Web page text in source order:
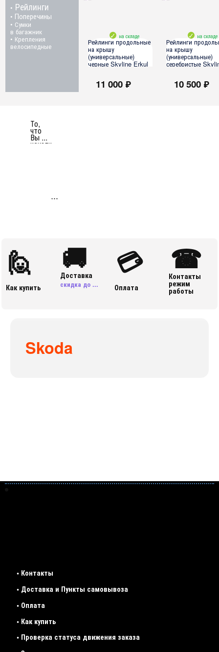
• Рейлинги
• Поперечины
• Сумки
в багажник
• Крепления
велосипедные
на складе
Рейлинги продольные
на крышу
(универсальные)
черные Skyline Erkul
11 000 ₽
на складе
Рейлинги
на крышу
(универсальные)
серебристые
10 500 ₽
То,
что
Вы ...
искали
...
🙋
Как купить
🚚
Доставка
скидка до ...
💳
Оплата
☎
Контакты
режим
работы
Skoda
• Контакты
• Доставка и Пункты самовывоза
• Оплата
• Как купить
• Проверка статуса движения заказа